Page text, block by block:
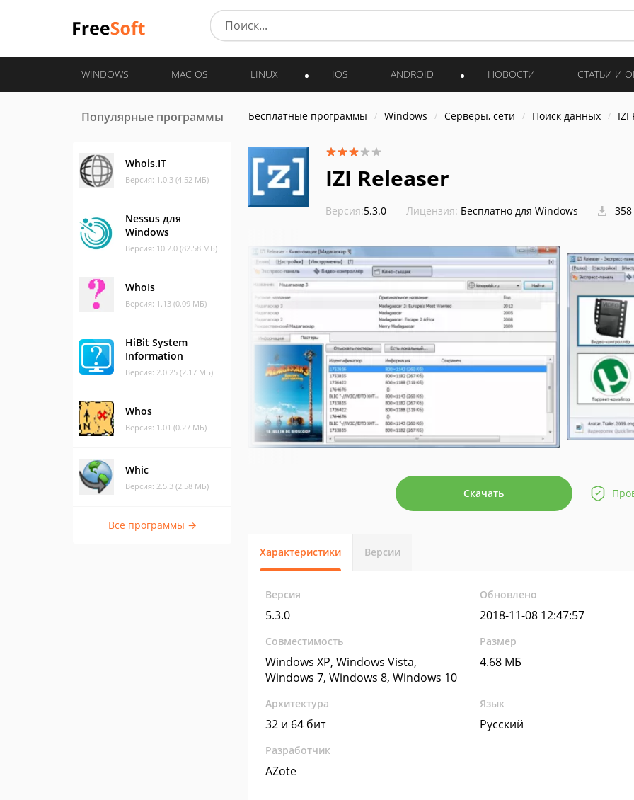
WINDOWS MAC OS LINUX IOS ANDROID НОВОСТИ СТАТЬИ И
Популярные программы
Whois.IT
Версия: 1.0.3 (4.52 МБ)
Nessus для
Windows
Версия: 10.2.0 (82.58 МБ)
WhoIs
Версия: 1.13 (0.09 МБ)
HiBit System
Information
Версия: 2.0.25 (2.17 МБ)
Whos
Версия: 1.01 (0.27 МБ)
Whic
Версия: 2.5.3 (2.58 МБ)
Все программы →
Бесплатные программы Windows Серверы, сети Поиск данных IZI
IZI Releaser
Версия:5.3.0 Лицензия: Бесплатно для Windows
Скачать
Характеристики Версии
Версия
5.3.0
Обновлено
2018-11-08 12:47:57
Совместимость
Windows XP, Windows Vista,
Windows 7, Windows 8, Windows 10
Размер
4.68 МБ
Архитектура
32 и 64 бит
Язык
Русский
Разработчик
AZote